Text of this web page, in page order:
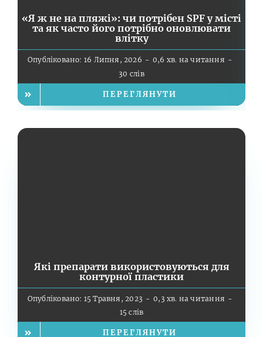
«Я ж не на пляжі»: чи потрібен SPF у місті
та як часто його потрібно оновлювати
влітку
Опубліковано: 16 Липня, 2026 - 0,6 хв. на читання -
30 слів
ПЕРЕГЛЯНУТИ
Які препарати використовуються для
контурної пластики
Опубліковано: 15 Травня, 2023 - 0,3 хв. на читання -
15 слів
ПЕРЕГЛЯНУТИ